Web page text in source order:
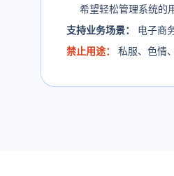
希望轻松管理系统的
支持业务场景：
电子商
禁止用途：
私服、色情